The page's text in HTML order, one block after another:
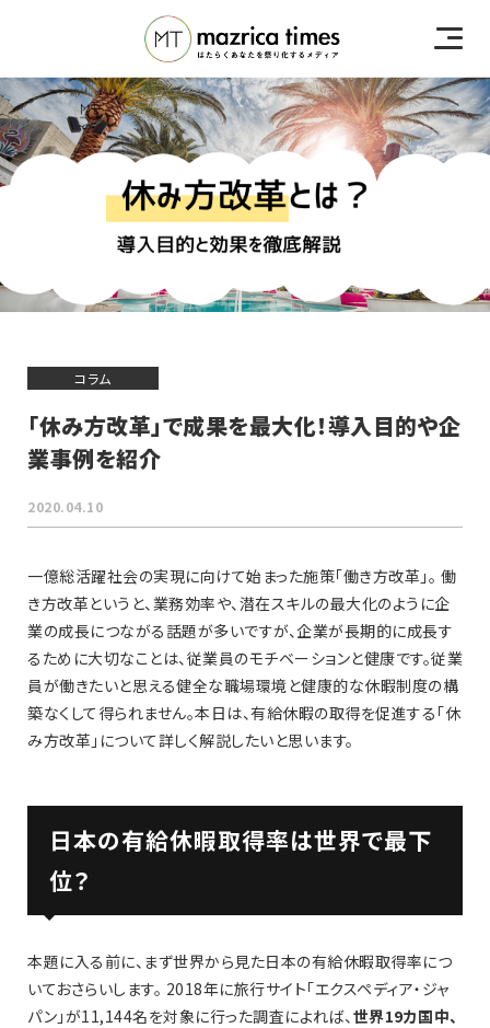
コラム
「休み方改革」で成果を最大化！導入目的や企
業事例を紹介
2020.04.10
一億総活躍社会の実現に向けて始まった施策「働き方改革」。 働
き方改革というと、業務効率や、潜在スキルの最大化のように企
業の成長につながる話題が多いですが、企業が長期的に成長す
るために大切なことは、従業員のモチベーションと健康です。従業
員が働きたいと思える健全な職場環境と健康的な休暇制度の構
築なくして得られません。本日は、有給休暇の取得を促進する「休
み方改革」について詳しく解説したいと思います。
日本の有給休暇取得率は世界で最下
位？
本題に入る前に、まず世界から見た日本の有給休暇取得率につ
いておさらいします。 2018年に旅行サイト「エクスペディア・ジャ
パン」が11,144名を対象に行った調査によれば、 世界19カ国中、